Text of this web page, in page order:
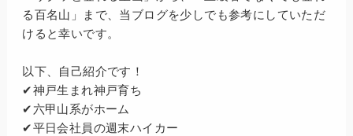
る百名山」まで、当ブログを少しでも参考にしていただ
けると幸いです。
以下、自己紹介です！
✔神戸生まれ神戸育ち
✔六甲山系がホーム
✔平日会社員の週末ハイカー